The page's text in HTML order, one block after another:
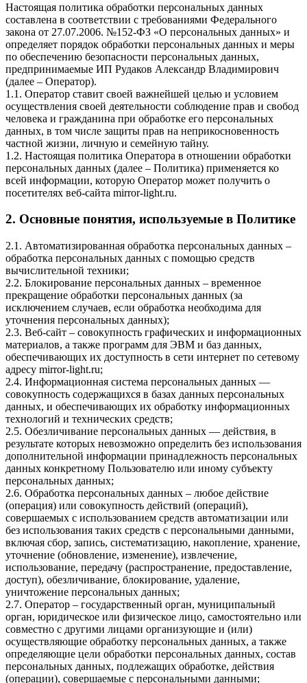
Настоящая политика обработки персональных данных
составлена в соответствии с требованиями Федерального
закона от 27.07.2006. №152-ФЗ «О персональных данных» и
определяет порядок обработки персональных данных и меры
по обеспечению безопасности персональных данных,
предпринимаемые ИП Рудаков Александр Владимирович
(далее – Оператор).
1.1. Оператор ставит своей важнейшей целью и условием
осуществления своей деятельности соблюдение прав и свобод
человека и гражданина при обработке его персональных
данных, в том числе защиты прав на неприкосновенность
частной жизни, личную и семейную тайну.
1.2. Настоящая политика Оператора в отношении обработки
персональных данных (далее – Политика) применяется ко
всей информации, которую Оператор может получить о
посетителях веб-сайта mirror-light.ru.
2. Основные понятия, используемые в Политике
2.1. Автоматизированная обработка персональных данных –
обработка персональных данных с помощью средств
вычислительной техники;
2.2. Блокирование персональных данных – временное
прекращение обработки персональных данных (за
исключением случаев, если обработка необходима для
уточнения персональных данных);
2.3. Веб-сайт – совокупность графических и информационных
материалов, а также программ для ЭВМ и баз данных,
обеспечивающих их доступность в сети интернет по сетевому
адресу mirror-light.ru;
2.4. Информационная система персональных данных —
совокупность содержащихся в базах данных персональных
данных, и обеспечивающих их обработку информационных
технологий и технических средств;
2.5. Обезличивание персональных данных — действия, в
результате которых невозможно определить без использования
дополнительной информации принадлежность персональных
данных конкретному Пользователю или иному субъекту
персональных данных;
2.6. Обработка персональных данных – любое действие
(операция) или совокупность действий (операций),
совершаемых с использованием средств автоматизации или
без использования таких средств с персональными данными,
включая сбор, запись, систематизацию, накопление, хранение,
уточнение (обновление, изменение), извлечение,
использование, передачу (распространение, предоставление,
доступ), обезличивание, блокирование, удаление,
уничтожение персональных данных;
2.7. Оператор – государственный орган, муниципальный
орган, юридическое или физическое лицо, самостоятельно или
совместно с другими лицами организующие и (или)
осуществляющие обработку персональных данных, а также
определяющие цели обработки персональных данных, состав
персональных данных, подлежащих обработке, действия
(операции), совершаемые с персональными данными;